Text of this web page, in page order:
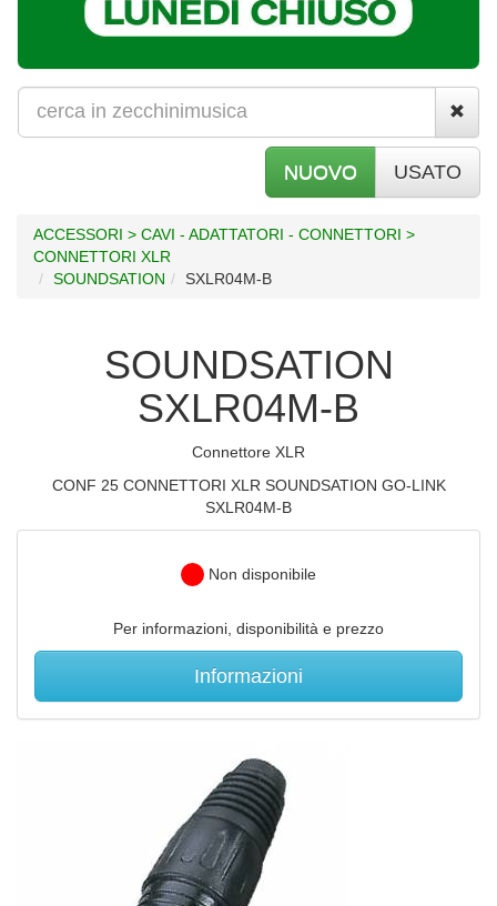
NUOVO USATO
ACCESSORI > CAVI - ADATTATORI - CONNETTORI >
CONNETTORI XLR
SOUNDSATION
SXLR04M-B
SOUNDSATION
SXLR04M-B
Connettore XLR
CONF 25 CONNETTORI XLR SOUNDSATION GO-LINK
SXLR04M-B
Non disponibile
Per informazioni, disponibilità e prezzo
Informazioni